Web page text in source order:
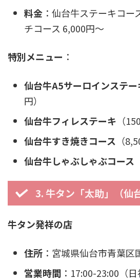
料金 ：仙台牛ステーキコ
チコース 6,000円〜
特別メニュー ：
仙台牛A5サーロインステー
円）
仙台牛フィレステーキ （
仙台牛すき焼きコース （
仙台牛しゃぶしゃぶコース
3. 牛タン「太助」（仙
牛タン発祥の店
住所 ：宮城県仙台市青葉
営業時間 ：17:00-23:00（日